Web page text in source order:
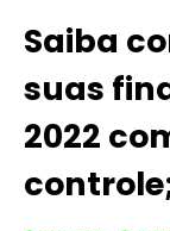
Saiba
suas
2022